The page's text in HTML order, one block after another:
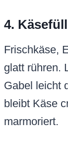
4.
Frischkäse,
glatt rühren.
Gabel leicht
bleibt Käse
marmoriert.